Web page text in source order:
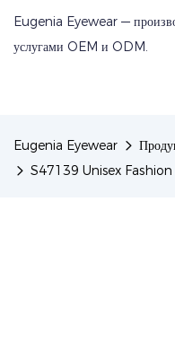
Eugenia Eyewear —
услугами OEM и ODM.
Eugenia Eyewear
S47139 Unisex Fashion